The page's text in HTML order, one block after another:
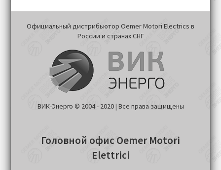
Официальный дистрибьютор Oemer Motori Electrics в
России и странах СНГ
ВИК-Энерго © 2004 - 2020 | Все права защищены
Головной офис Oemer Motori
Elettrici